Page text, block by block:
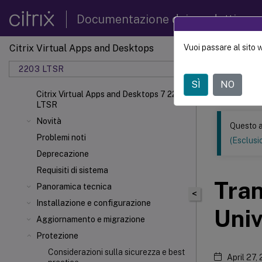
Documentazione dei prodotti
Citrix Virtual Apps and Desktops
2203 LTSR
Citrix Virtual Apps and Desktops 7 2203
LTSR
Novità
Problemi noti
Deprecazione
Requisiti di sistema
Panoramica tecnica
Installazione e configurazione
Aggiornamento e migrazione
Protezione
Considerazioni sulla sicurezza e best
Questo
<
Questo
April 27,
Vuoi passare al sito
SÌ NO